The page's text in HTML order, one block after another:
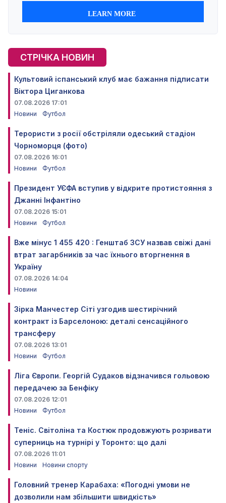
СТРІЧКА НОВИН
Культовий іспанський клуб має бажання підписати
Віктора Циганкова
07.08.2026 17:01
Новини
Футбол
Терористи з росії обстріляли одеський стадіон
Чорноморця (фото)
07.08.2026 16:01
Новини
Футбол
Президент УЄФА вступив у відкрите протистояння з
Джанні Інфантіно
07.08.2026 15:01
Новини
Футбол
Вже мінус 1 455 420 : Генштаб ЗСУ назвав свіжі дані
втрат загарбників за час їхнього вторгнення в
Україну
07.08.2026 14:04
Новини
Зірка Манчестер Сіті узгодив шестирічний
контракт із Барселоною: деталі сенсаційного
трансферу
07.08.2026 13:01
Новини
Футбол
Ліга Європи. Георгій Судаков відзначився гольовою
передачею за Бенфіку
07.08.2026 12:01
Новини
Футбол
Теніс. Світоліна та Костюк продовжують розривати
суперниць на турнірі у Торонто: що далі
07.08.2026 11:01
Новини
Новини спорту
Головний тренер Карабаха: «Погодні умови не
дозволили нам збільшити швидкість»